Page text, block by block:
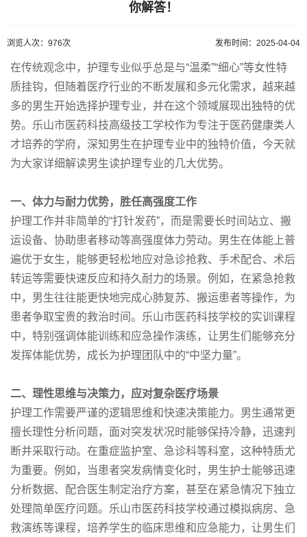
你解答！
浏览人次：976次 发布时间：2025-04-04
在传统观念中，护理专业似乎总是与“温柔”“细心”等女性特
质挂钩，但随着医疗行业的不断发展和多元化需求，越来越
多的男生开始选择护理专业，并在这个领域展现出独特的优
势。乐山市医药科技高级技工学校作为专注于医药健康类人
才培养的学府，深知男生在护理专业中的独特价值，今天就
为大家详细解读男生读护理专业的几大优势。
一、体力与耐力优势，胜任高强度工作
护理工作并非简单的“打针发药”，而是需要长时间站立、搬
运设备、协助患者移动等高强度体力劳动。男生在体能上普
遍优于女生，能够更轻松地应对急诊抢救、手术配合、术后
转运等需要快速反应和持久耐力的场景。例如，在紧急抢救
中，男生往往能更快地完成心肺复苏、搬运患者等操作，为
患者争取宝贵的救治时间。乐山市医药科技学校的实训课程
中，特别强调体能训练和应急操作演练，让男生们能够充分
发挥体能优势，成长为护理团队中的“中坚力量”。
二、理性思维与决策力，应对复杂医疗场景
护理工作需要严谨的逻辑思维和快速决策能力。男生通常更
擅长理性分析问题，面对突发状况时能够保持冷静，迅速判
断并采取行动。在重症监护室、急诊科等科室，这种特质尤
为重要。例如，当患者突发病情变化时，男生护士能够迅速
分析数据、配合医生制定治疗方案，甚至在紧急情况下独立
处理简单医疗问题。乐山市医药科技学校通过模拟病房、急
救演练等课程，培养学生的临床思维和应急能力，让男生们